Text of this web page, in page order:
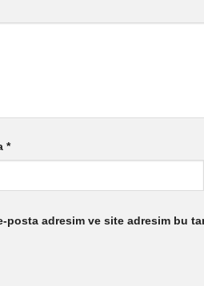
*
posta adresim ve site adresim bu